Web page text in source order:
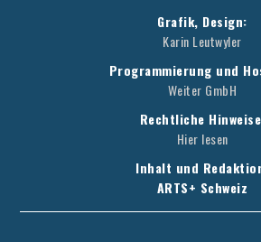
Grafik, Design:
Karin Leutwyler
Programmierung und
Weiter GmbH
Rechtliche
Hier lesen
Inhalt und
ARTS+ Schweiz